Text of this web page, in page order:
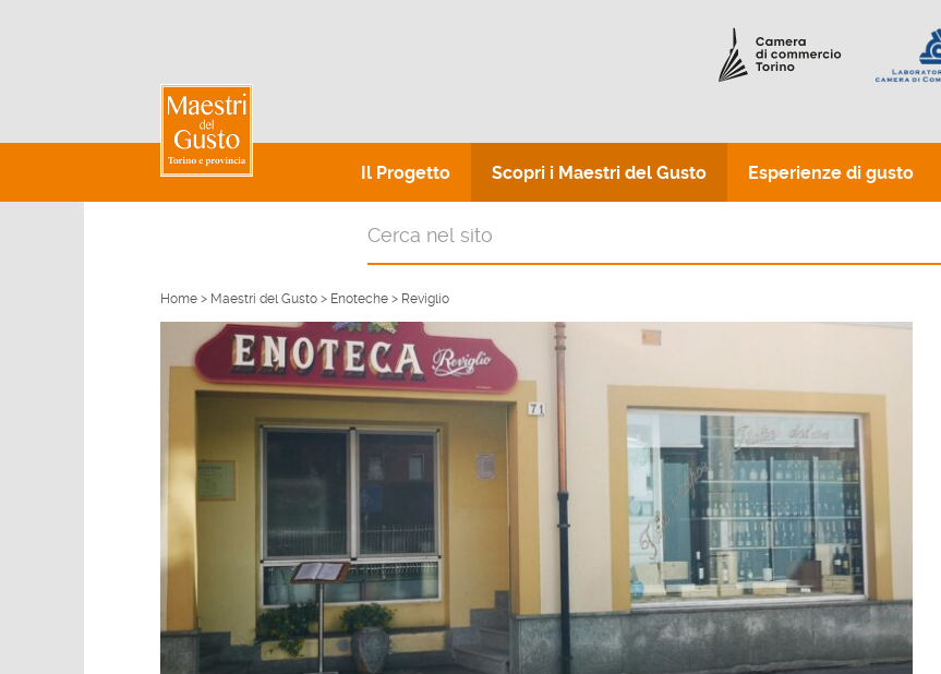
Il Progetto Scopri i Maestri del Gusto Esperienze di gusto
Home > Maestri del Gusto > Enoteche > Reviglio